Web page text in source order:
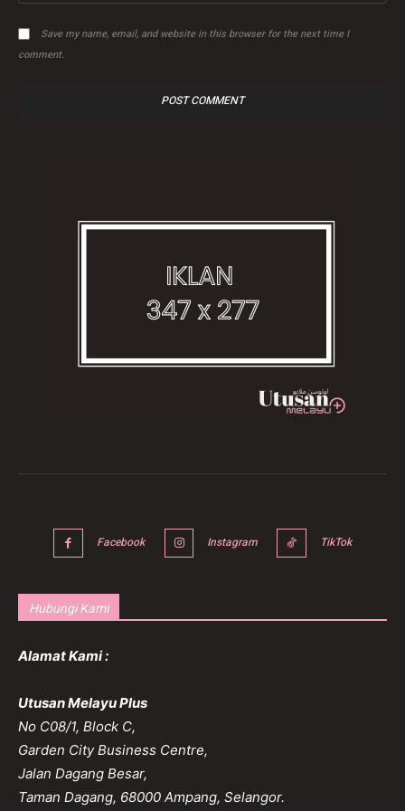
Save my name, email, and website in this browser for the next time I
comment.
Facebook Instagram TikTok
Hubungi Kami
Alamat Kami :
Utusan Melayu Plus
No C08/1, Block C,
Garden City Business Centre,
Jalan Dagang Besar,
Taman Dagang, 68000 Ampang, Selangor.